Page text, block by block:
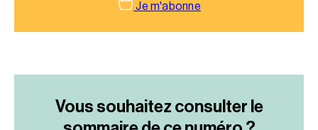
Je m'abonne
Vous souhaitez consulter le